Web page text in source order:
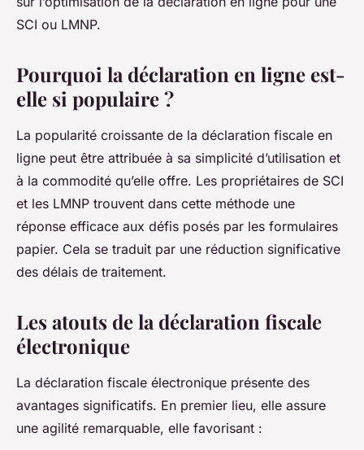
SCI ou LMNP.
Pourquoi la déclaration en ligne est-
elle si populaire ?
La popularité croissante de la déclaration fiscale en
ligne peut être attribuée à sa simplicité d’utilisation et
à la commodité qu’elle offre. Les propriétaires de SCI
et les LMNP trouvent dans cette méthode une
réponse efficace aux défis posés par les formulaires
papier. Cela se traduit par une réduction significative
des délais de traitement.
Les atouts de la déclaration fiscale
électronique
La déclaration fiscale électronique présente des
avantages significatifs. En premier lieu, elle assure
une agilité remarquable, elle favorisant :